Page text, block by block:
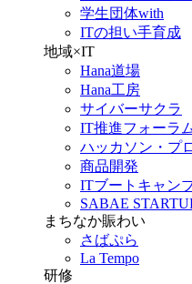
学生団体with
ITの担い手育成
地域×IT
Hana道場
Hana工房
サイバーサクラ
IT推進フォーラ
ハッカソン・プ
商品開発
ITブートキャン
SABAE
まちなか賑わい
さばぷら
La Tempo
研修